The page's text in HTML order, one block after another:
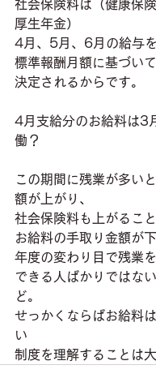
社会保険料は（健康保
厚生年金）
4月、5月、6月の給与
標準報酬月額に基づい
決定されるからです。
4月支給分のお給料は3
働？
この期間に残業が多い
額が上がり、
社会保険料も上がるこ
お給料の手取り金額が
年度の変わり目で残業
できる人ばかりではな
ど。
せっかくならばお給料
い
制度を理解することは大